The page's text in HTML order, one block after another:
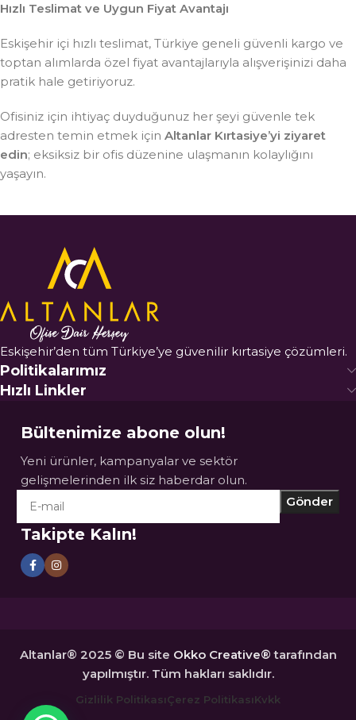
Hızlı Teslimat ve Uygun Fiyat Avantajı
Eskişehir içi hızlı teslimat, Türkiye geneli güvenli kargo ve
toptan alımlarda özel fiyat avantajlarıyla alışverişinizi daha
pratik hale getiriyoruz.
Ofisiniz için ihtiyaç duyduğunuz her şeyi güvenle tek
adresten temin etmek için Altanlar Kırtasiye’yi ziyaret
edin; eksiksiz bir ofis düzenine ulaşmanın kolaylığını
yaşayın.
Eskişehir’den tüm Türkiye’ye güvenilir kırtasiye çözümleri.
Politikalarımız
Hızlı Linkler
Bültenimize abone olun!
Yeni ürünler, kampanyalar ve sektör
gelişmelerinden ilk siz haberdar olun.
Takipte Kalın!
Altanlar® 2025 © Bu site Okko Creative® tarafından
yapılmıştır. Tüm hakları saklıdır.
Gizlilik PolitikasıÇerez PolitikasıKvkk